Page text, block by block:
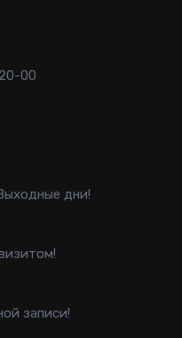
00
дни!
записи!